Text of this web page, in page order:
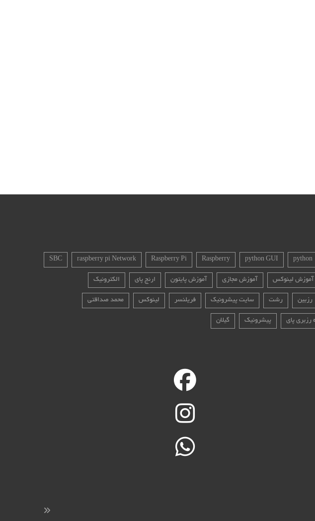
python
python GUI
Raspberry
Raspberry Pi
raspberry pi Network
SBC
آموزش لینوکس آموزش مجازی آموزش پایتون ارنج پای الکترونیک
رزبین رشت سایت پیشرونیک فریلنسر لینوکس محمد صداقتی
رزبری پای پیشرونیک گیلان